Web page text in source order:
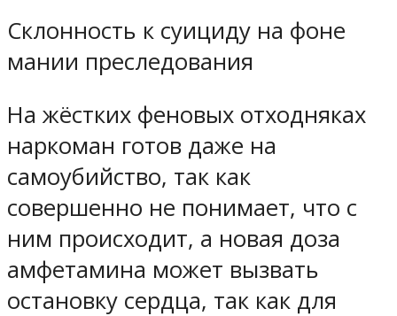
Склонность к суициду на фоне
мании преследования
На жёстких феновых отходняках
наркоман готов даже на
самоубийство, так как
совершенно не понимает, что с
ним происходит, а новая доза
амфетамина может вызвать
остановку сердца, так как для